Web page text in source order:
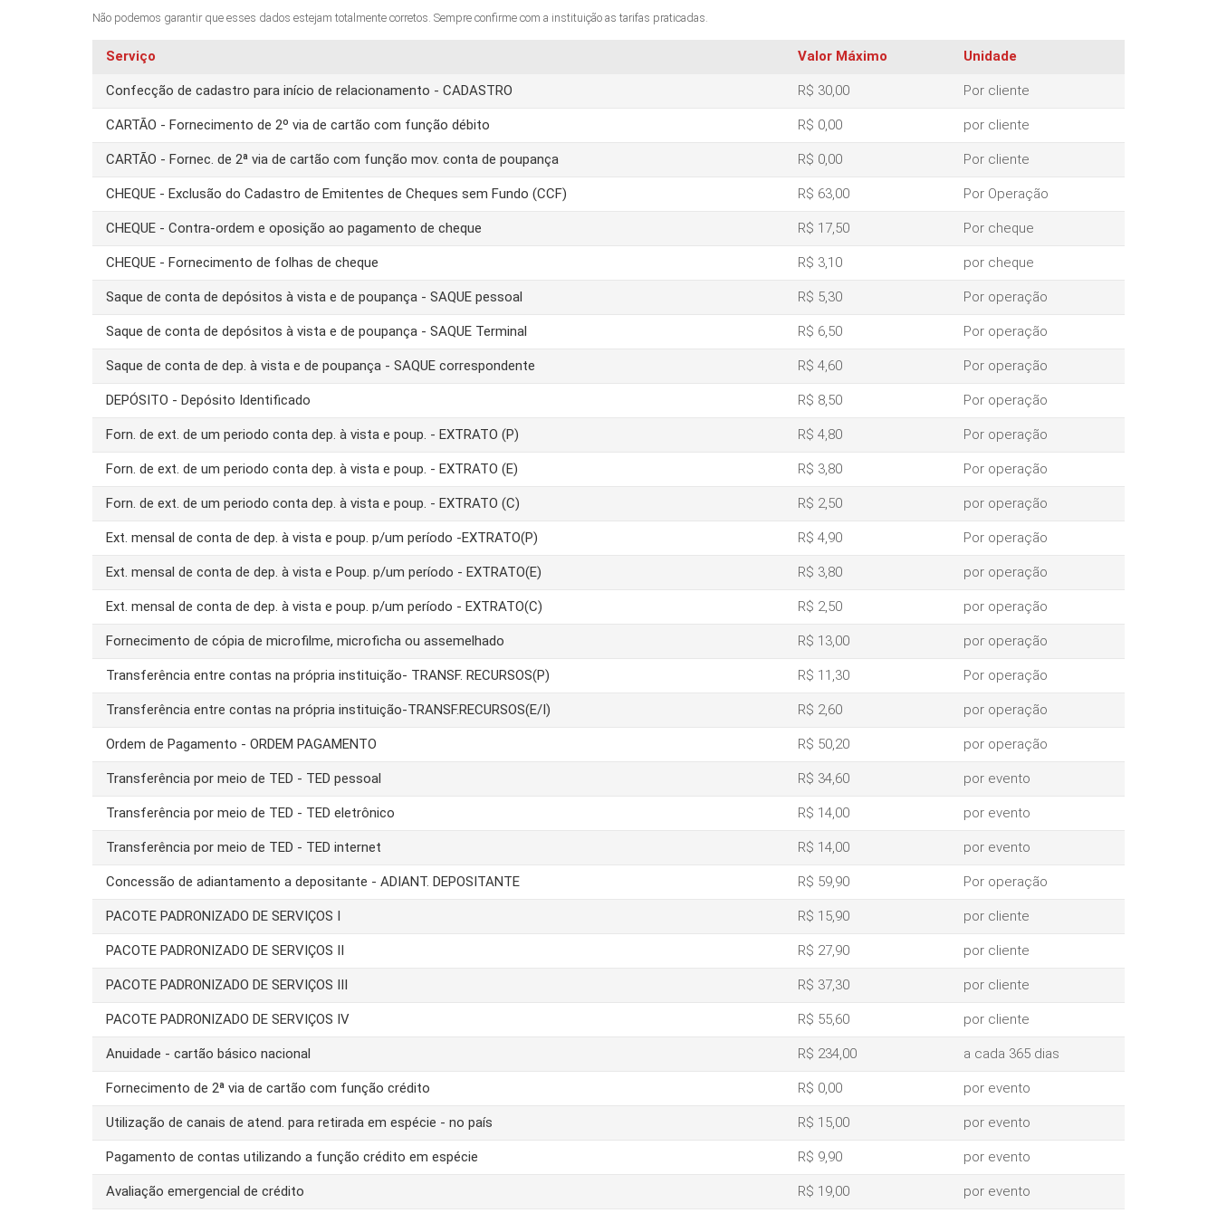
Não podemos garantir que esses dados estejam totalmente corretos. Sempre confirme com a instituição as tarifas praticadas.
Serviço Valor Máximo Unidade
Confecção de cadastro para início de relacionamento - CADASTRO R$ 30,00 Por cliente
CARTÃO - Fornecimento de 2º via de cartão com função débito R$ 0,00 por cliente
CARTÃO - Fornec. de 2ª via de cartão com função mov. conta de poupança R$ 0,00 Por cliente
CHEQUE - Exclusão do Cadastro de Emitentes de Cheques sem Fundo (CCF) R$ 63,00 Por Operação
CHEQUE - Contra-ordem e oposição ao pagamento de cheque R$ 17,50 Por cheque
CHEQUE - Fornecimento de folhas de cheque R$ 3,10 por cheque
Saque de conta de depósitos à vista e de poupança - SAQUE pessoal R$ 5,30 Por operação
Saque de conta de depósitos à vista e de poupança - SAQUE Terminal R$ 6,50 Por operação
Saque de conta de dep. à vista e de poupança - SAQUE correspondente R$ 4,60 Por operação
DEPÓSITO - Depósito Identificado R$ 8,50 Por operação
Forn. de ext. de um periodo conta dep. à vista e poup. - EXTRATO (P) R$ 4,80 Por operação
Forn. de ext. de um periodo conta dep. à vista e poup. - EXTRATO (E) R$ 3,80 Por operação
Forn. de ext. de um periodo conta dep. à vista e poup. - EXTRATO (C) R$ 2,50 por operação
Ext. mensal de conta de dep. à vista e poup. p/um período -EXTRATO(P) R$ 4,90 Por operação
Ext. mensal de conta de dep. à vista e Poup. p/um período - EXTRATO(E) R$ 3,80 por operação
Ext. mensal de conta de dep. à vista e poup. p/um período - EXTRATO(C) R$ 2,50 por operação
Fornecimento de cópia de microfilme, microficha ou assemelhado R$ 13,00 por operação
Transferência entre contas na própria instituição- TRANSF. RECURSOS(P) R$ 11,30 Por operação
Transferência entre contas na própria instituição-TRANSF.RECURSOS(E/I) R$ 2,60 por operação
Ordem de Pagamento - ORDEM PAGAMENTO R$ 50,20 por operação
Transferência por meio de TED - TED pessoal R$ 34,60 por evento
Transferência por meio de TED - TED eletrônico R$ 14,00 por evento
Transferência por meio de TED - TED internet R$ 14,00 por evento
Concessão de adiantamento a depositante - ADIANT. DEPOSITANTE R$ 59,90 Por operação
PACOTE PADRONIZADO DE SERVIÇOS I R$ 15,90 por cliente
PACOTE PADRONIZADO DE SERVIÇOS II R$ 27,90 por cliente
PACOTE PADRONIZADO DE SERVIÇOS III R$ 37,30 por cliente
PACOTE PADRONIZADO DE SERVIÇOS IV R$ 55,60 por cliente
Anuidade - cartão básico nacional R$ 234,00 a cada 365 dias
Fornecimento de 2ª via de cartão com função crédito R$ 0,00 por evento
Utilização de canais de atend. para retirada em espécie - no país R$ 15,00 por evento
Pagamento de contas utilizando a função crédito em espécie R$ 9,90 por evento
Avaliação emergencial de crédito R$ 19,00 por evento